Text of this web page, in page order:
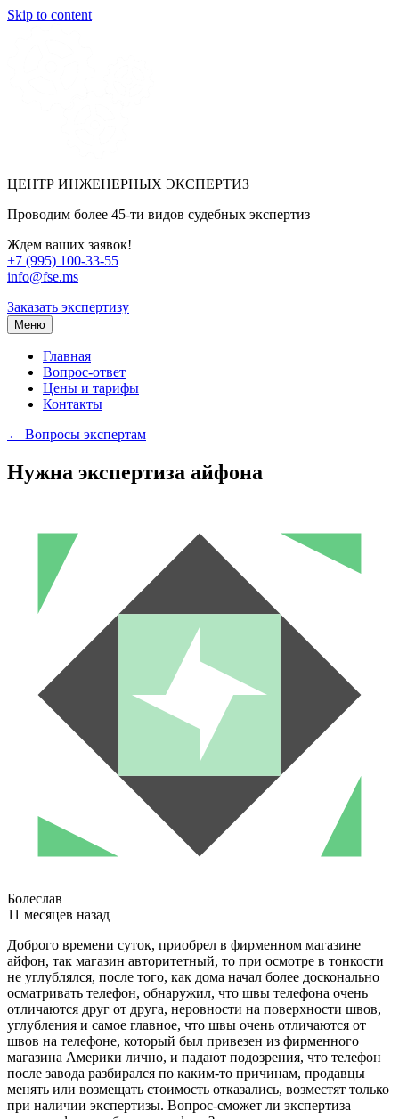
Skip to content
ЦЕНТР ИНЖЕНЕРНЫХ ЭКСПЕРТИЗ
Проводим более 45-ти видов судебных экспертиз
Ждем ваших заявок!
+7 (995) 100-33-55
info@fse.ms
Заказать экспертизу
Меню
Главная
Вопрос-ответ
Цены и тарифы
Контакты
← Вопросы экспертам
Нужна экспертиза айфона
Болеслав
11 месяцев назад
Доброго времени суток, приобрел в фирменном магазине
айфон, так магазин авторитетный, то при осмотре в тонкости
не углублялся, после того, как дома начал более досконально
осматривать телефон, обнаружил, что швы телефона очень
отличаются друг от друга, неровности на поверхности швов,
углубления и самое главное, что швы очень отличаются от
швов на телефоне, который был привезен из фирменного
магазина Америки лично, и падают подозрения, что телефон
после завода разбирался по каким-то причинам, продавцы
менять или возмещать стоимость отказались, возместят только
при наличии экспертизы. Вопрос-сможет ли экспертиза